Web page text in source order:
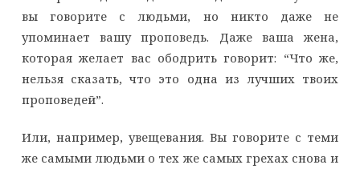
вы говорите с людьми, но никто даже не
упоминает вашу проповедь. Даже ваша жена,
которая желает вас ободрить говорит: “Что же,
нельзя сказать, что это одна из лучших твоих
проповедей”.
Или, например, увещевания. Вы говорите с теми
же самыми людьми о тех же самых грехах снова и